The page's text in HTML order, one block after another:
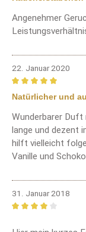
Angenehmer
22. Januar 2020
Bewertung mit 5
Natürlicher und
Wunderbarer
lange und dezent
hilft vielleicht
Vanille und
31. Januar 2018